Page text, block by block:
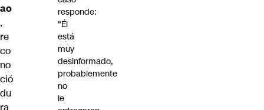
ao
,
re
co
no
ció
du
responde:
"Él
está
muy
desinformado,
probablemente
no
le